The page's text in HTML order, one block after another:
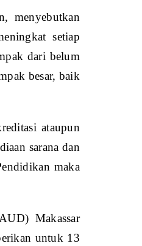
menyebutkan
setiap
dari belum
besar, baik
ataupun
sarana dan
maka
Makassar
untuk 13